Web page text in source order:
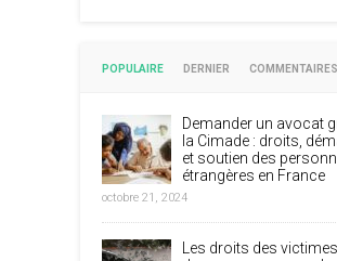
POPULAIRE DERNIER COMMENTAIRES
Demander un avocat
la Cimade : droits,
et soutien des
étrangères en France
octobre 21, 2024
Les droits des